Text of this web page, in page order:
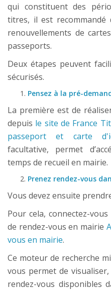
qui constituent des
titres, il est recommandé
renouvellements de
passeports.
Deux étapes peuvent
sécurisés.
Pensez à la pré-
La première est de
depuis le site de France
passeport et carte
facultative, permet
temps de recueil en mairie.
Prenez rendez-vous
Vous devez ensuite
Pour cela, connectez-
de rendez-vous en mairie
vous en mairie.
Ce moteur de recherche
vous permet de
rendez-vous disponibles